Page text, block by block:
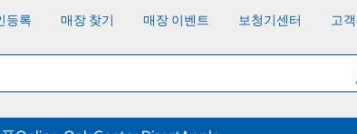
등록 매장 찾기 매장 이벤트 보청기센터 고